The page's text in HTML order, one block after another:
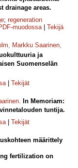
drainage areas.
; regeneration
muodossa| Tekijä
, Markku Saarinen,
ja
Suomenselän
| Tekijät
. In Memoriam:
tuntija.
| Tekijät
määrittely
fertilization on